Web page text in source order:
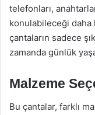
telefonları,
konulabileceği
çantaların sadece
zamanda günlük
Malzeme
Bu çantalar, farklı